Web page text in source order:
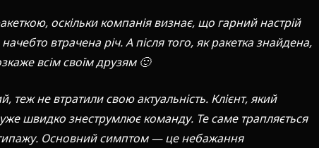
оскільки компанія визнає, що гарний настрій
втрачена річ. А після того, як ракетка знайдена,
всім своїм друзям 🙂
теж не втратили свою актуальність. Клієнт, який
швидко знеструмлює команду. Те саме трапляється
Основний симптом — це небажання